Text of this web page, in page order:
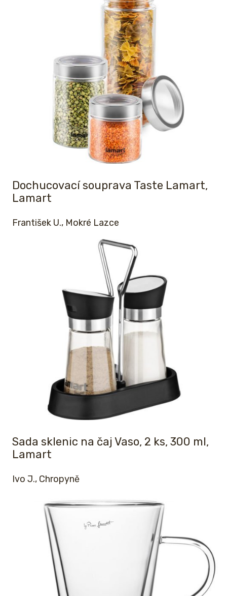
Dochucovací souprava Taste Lamart,
Lamart
František U., Mokré Lazce
Sada sklenic na čaj Vaso, 2 ks, 300 ml,
Lamart
Ivo J., Chropyně